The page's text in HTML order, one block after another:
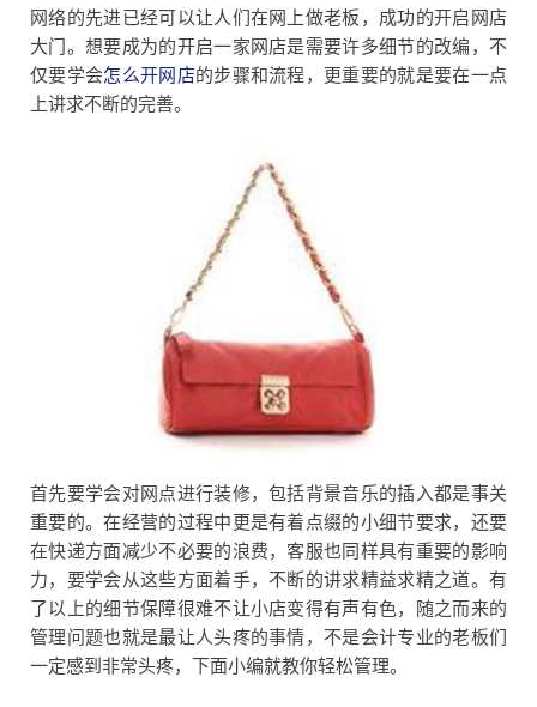
网络的先进已经可以让人们在网上做老板，成功的开启网店
大门。想要成为的开启一家网店是需要许多细节的改编，不
仅要学会怎么开网店 的步骤和流程，更重要的就是要在一点
上讲求不断的完善。
首先要学会对网点进行装修，包括背景音乐的插入都是事关
重要的。在经营的过程中更是有着点缀的小细节要求，还要
在快递方面减少不必要的浪费，客服也同样具有重要的影响
力，要学会从这些方面着手，不断的讲求精益求精之道。有
了以上的细节保障很难不让小店变得有声有色，随之而来的
管理问题也就是最让人头疼的事情，不是会计专业的老板们
一定感到非常头疼，下面小编就教你轻松管理。